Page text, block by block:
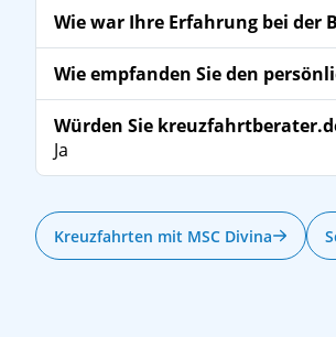
Wie war Ihre Erfahrung bei der
Wie empfanden Sie den
Würden Sie
Ja
Kreuzfahrten mit MSC Divina